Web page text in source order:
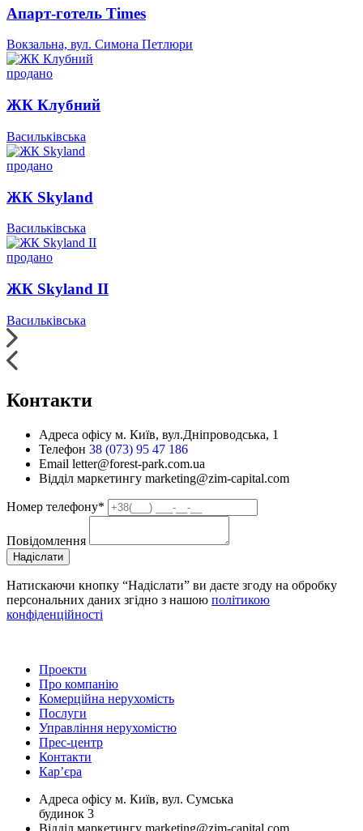
Апарт-готель Times
Вокзальна, вул. Симона Петлюри
продано
ЖК Клубний
Васильківська
продано
ЖК Skyland
Васильківська
продано
ЖК Skyland II
Васильківська
Контакти
Адреса офісу м. Київ, вул.Дніпроводська, 1
Телефон 38 (073) 95 47 186
Email letter@forest-park.com.ua
Відділ маркетингу marketing@zim-capital.com
Номер телефону*
Повiдомлення
Надіслати
Натискаючи кнопку “Надіслати” ви даєте згоду на обробку
персональних даних згідно з нашою політикою
конфіденційності
Проекти
Про компанію
Комерційна нерухомість
Послуги
Управління нерухомістю
Прес-центр
Контакти
Кар’єра
Адреса офісу м. Київ, вул. Сумська
будинок 3
Відділ маркетингу marketing@zim-capital.com